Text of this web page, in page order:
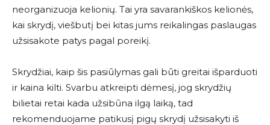
neorganizuoja kelionių. Tai yra savarankiškos kelionės,
kai skrydį, viešbutį bei kitas jums reikalingas paslaugas
užsisakote patys pagal poreikį.
Skrydžiai, kaip šis pasiūlymas gali būti greitai išparduoti
ir kaina kilti. Svarbu atkreipti dėmesį, jog skrydžių
bilietai retai kada užsibūna ilgą laiką, tad
rekomenduojame patikusį pigų skrydį užsisakyti iš